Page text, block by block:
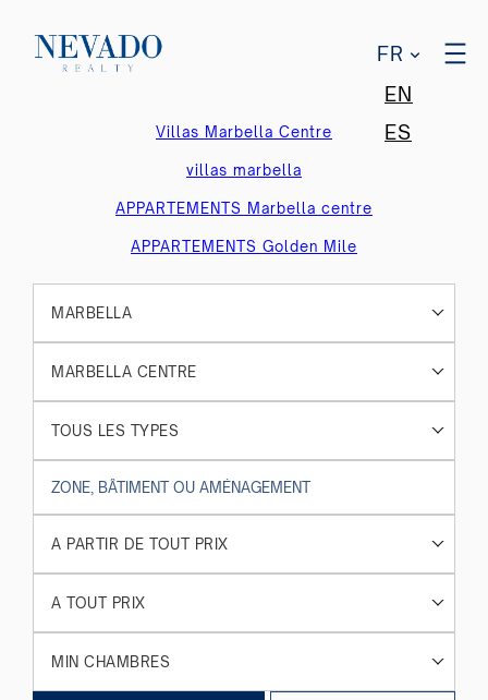
FR
EN
ES
Villas Marbella Centre
villas marbella
APPARTEMENTS Marbella centre
APPARTEMENTS Golden Mile
MARBELLA
MARBELLA CENTRE
TOUS LES TYPES
A PARTIR DE TOUT PRIX
A TOUT PRIX
MIN CHAMBRES